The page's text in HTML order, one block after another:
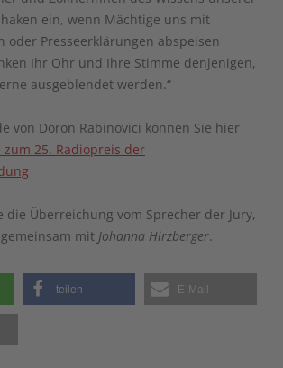
haken ein, wenn Mächtige uns mit
oder Presseerklärungen abspeisen
Ihr Ohr und Ihre Stimme denjenigen,
ausgeblendet werden.“
von Doron Rabinovici können Sie hier
zum 25. Radiopreis der
Überreichung vom Sprecher der Jury,
gemeinsam mit Johanna Hirzberger.
teilen E-Mail